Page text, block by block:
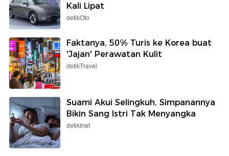
Kali Lipat
detikOto
Faktanya, 50% Turis ke Korea buat
'Jajan' Perawatan Kulit
detikTravel
Suami Akui Selingkuh, Simpanannya
Bikin Sang Istri Tak Menyangka
detikInet